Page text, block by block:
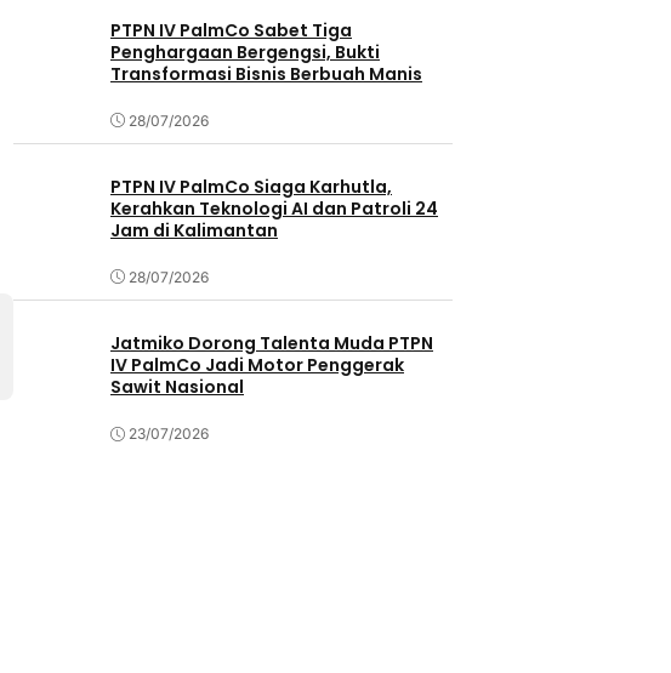
PTPN IV PalmCo Sabet Tiga
Penghargaan Bergengsi, Bukti
Transformasi Bisnis Berbuah Manis
28/07/2026
PTPN IV PalmCo Siaga Karhutla,
Kerahkan Teknologi AI dan Patroli 24
Jam di Kalimantan
28/07/2026
Jatmiko Dorong Talenta Muda PTPN
IV PalmCo Jadi Motor Penggerak
Sawit Nasional
23/07/2026